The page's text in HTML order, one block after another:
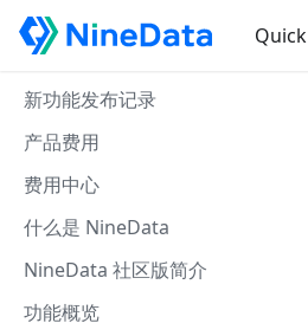
新功能发布记录
产品费用
费用中心
什么是 NineData
NineData 社区版简介
功能概览